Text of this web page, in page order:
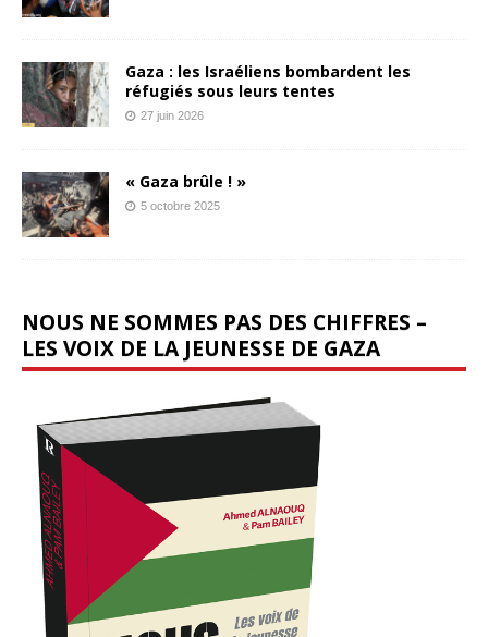
Gaza : les Israéliens bombardent les
réfugiés sous leurs tentes
27 juin 2026
« Gaza brûle ! »
5 octobre 2025
NOUS NE SOMMES PAS DES CHIFFRES –
LES VOIX DE LA JEUNESSE DE GAZA